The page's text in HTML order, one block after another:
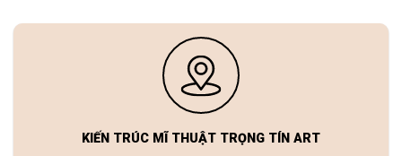
KIẾN TRÚC MĨ THUẬT TRỌNG TÍN ART